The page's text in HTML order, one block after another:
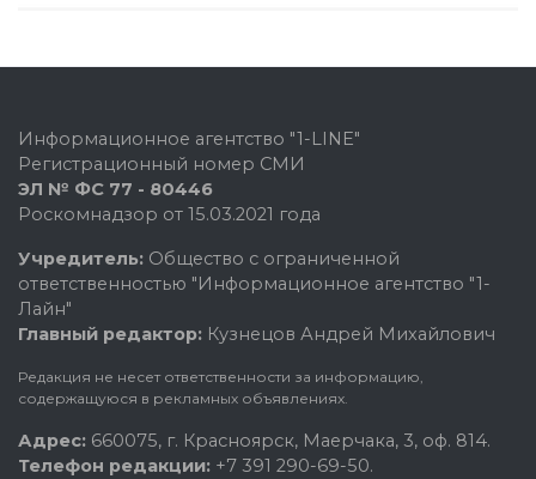
Информационное агентство "1-LINE"
Регистрационный номер СМИ
ЭЛ № ФС 77 - 80446
Роскомнадзор от 15.03.2021 года
Учредитель: Общество с ограниченной
ответственностью "Информационное агентство "1-
Лайн"
Главный редактор: Кузнецов Андрей Михайлович
Редакция не несет ответственности за информацию,
содержащуюся в рекламных объявлениях.
Адрес: 660075, г. Красноярск, Маерчака, 3, оф. 814.
Телефон редакции: +7 391 290-69-50.